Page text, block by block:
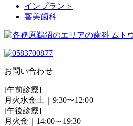
インプラント
審美歯科
お問い合わせ
[午前診療]
月火水金土｜9:30〜12:00
[午後診療]
月火金｜14:00～19:30